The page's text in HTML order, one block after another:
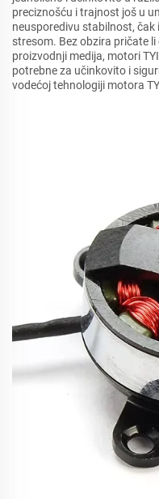
preciznošću i trajnost još u
neusporedivu stabilnost,
stresom. Bez obzira pričate
proizvodnji medija, motori
potrebne za učinkovito i
vodećoj tehnologiji motora